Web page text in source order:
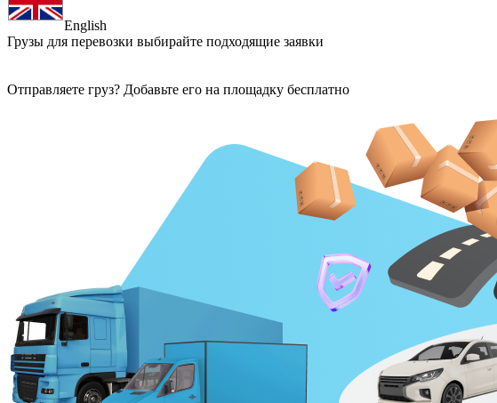
English
Грузы для перевозки выбирайте подходящие заявки
Отправляете груз? Добавьте его на площадку бесплатно